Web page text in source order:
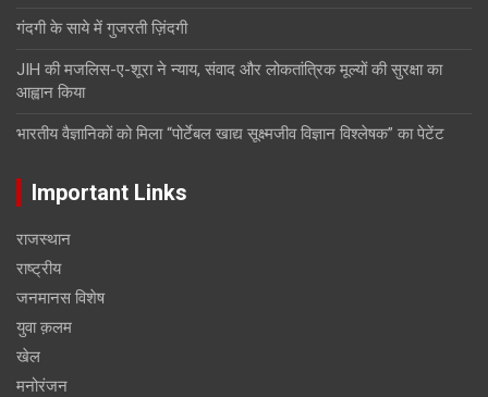
गंदगी के साये में गुजरती ज़िंदगी
JIH की मजलिस-ए-शूरा ने न्याय, संवाद और लोकतांत्रिक मूल्यों की सुरक्षा का
आह्वान किया
भारतीय वैज्ञानिकों को मिला “पोर्टेबल खाद्य सूक्ष्मजीव विज्ञान विश्लेषक” का पेटेंट
Important Links
राजस्थान
राष्ट्रीय
जनमानस विशेष
युवा क़लम
खेल
मनोरंजन